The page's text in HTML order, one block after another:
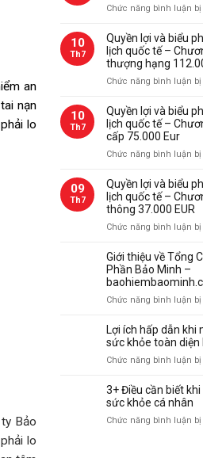
an
nạn
lo
Bảo
lo
Chức năng bình luận bị
10
Th7
Quyền lợi và biểu
lịch quốc tế –
thượng hạng
Chức năng bình luận bị
10
Th7
Quyền lợi và biểu
lịch quốc tế –
cấp 75.000 Eur
Chức năng bình luận bị
09
Th7
Quyền lợi và biểu
lịch quốc tế –
thông 37.000 EUR
Chức năng bình luận bị
Giới thiệu về Tổng
Phần Bảo Minh –
Chức năng bình luận bị
Lợi ích hấp dẫn khi
sức khỏe toàn diện
Chức năng bình luận bị
3+ Điều cần biết
sức khỏe cá nhân
Chức năng bình luận bị